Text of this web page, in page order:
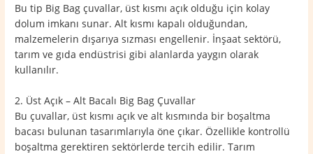
Bu tip Big Bag çuvallar, üst kısmı açık olduğu için kolay
dolum imkanı sunar. Alt kısmı kapalı olduğundan,
malzemelerin dışarıya sızması engellenir. İnşaat sektörü,
tarım ve gıda endüstrisi gibi alanlarda yaygın olarak
kullanılır.
2. Üst Açık – Alt Bacalı Big Bag Çuvallar
Bu çuvallar, üst kısmı açık ve alt kısmında bir boşaltma
bacası bulunan tasarımlarıyla öne çıkar. Özellikle kontrollü
boşaltma gerektiren sektörlerde tercih edilir. Tarım